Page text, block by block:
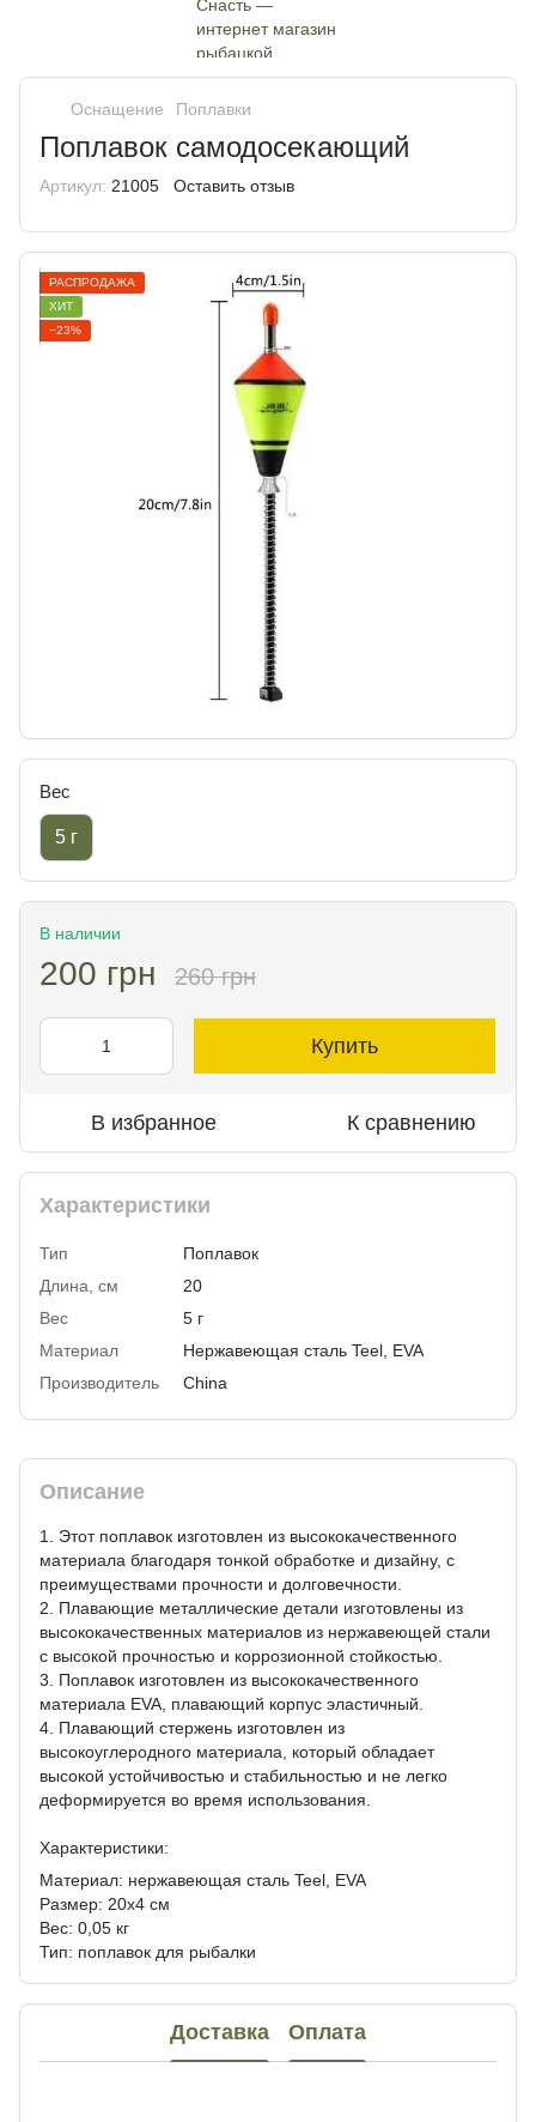
Оснащение Поплавки
Поплавок самодосекающий
Артикул: 21005 Оставить отзыв
РАСПРОДАЖА
ХИТ
−23%
Вес
5 г
В наличии
200 грн 260 грн
Купить
В избранное К сравнению
Характеристики
Тип
Поплавок
Длина, см
20
Вес
5 г
Материал
Нержавеющая сталь Teel, EVA
Производитель
China
Описание
1. Этот поплавок изготовлен из высококачественного
материала благодаря тонкой обработке и дизайну, с
преимуществами прочности и долговечности.
2. Плавающие металлические детали изготовлены из
высококачественных материалов из нержавеющей стали
с высокой прочностью и коррозионной стойкостью.
3. Поплавок изготовлен из высококачественного
материала EVA, плавающий корпус эластичный.
4. Плавающий стержень изготовлен из
высокоуглеродного материала, который обладает
высокой устойчивостью и стабильностью и не легко
деформируется во время использования.
Характеристики:
Материал: нержавеющая сталь Teel, EVA
Размер: 20x4 см
Вес: 0,05 кг
Тип: поплавок для рыбалки
Доставка Оплата